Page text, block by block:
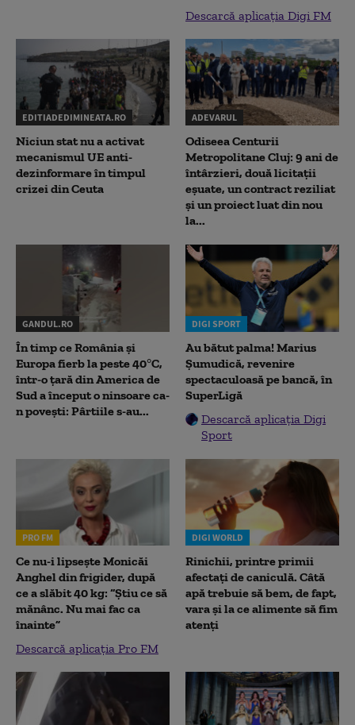
Descarcă aplicația Digi FM
EDITIADEDIMINEATA.RO
Niciun stat nu a activat
mecanismul UE anti-
dezinformare în timpul
crizei din Ceuta
ADEVARUL
Odiseea Centurii
Metropolitane Cluj: 9 ani de
întârzieri, două licitații
eșuate, un contract reziliat
și un proiect luat din nou
la...
GANDUL.RO
În timp ce România și
Europa fierb la peste 40°C,
într-o țară din America de
Sud a început o ninsoare ca-
n povești: Pârtiile s-au...
DIGI SPORT
Au bătut palma! Marius
Șumudică, revenire
spectaculoasă pe bancă, în
SuperLigă
Descarcă aplicația Digi
Sport
PRO FM
Ce nu-i lipsește Monicăi
Anghel din frigider, după
ce a slăbit 40 kg: “Știu ce să
mănânc. Nu mai fac ca
înainte”
Descarcă aplicația Pro FM
DIGI WORLD
Rinichii, printre primii
afectați de caniculă. Câtă
apă trebuie să bem, de fapt,
vara și la ce alimente să fim
atenți